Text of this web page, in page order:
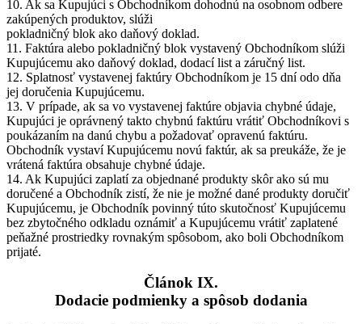
10. Ak sa Kupujúci s Obchodníkom dohodnú na osobnom odbere
zakúpených produktov, slúži
pokladničný blok ako daňový doklad.
11. Faktúra alebo pokladničný blok vystavený Obchodníkom slúži
Kupujúcemu ako daňový doklad, dodací list a záručný list.
12. Splatnosť vystavenej faktúry Obchodníkom je 15 dní odo dňa
jej doručenia Kupujúcemu.
13. V prípade, ak sa vo vystavenej faktúre objavia chybné údaje,
Kupujúci je oprávnený takto chybnú faktúru vrátiť Obchodníkovi s
poukázaním na danú chybu a požadovať opravenú faktúru.
Obchodník vystaví Kupujúcemu novú faktúr, ak sa preukáže, že je
vrátená faktúra obsahuje chybné údaje.
14. Ak Kupujúci zaplatí za objednané produkty skôr ako sú mu
doručené a Obchodník zistí, že nie je možné dané produkty doručiť
Kupujúcemu, je Obchodník povinný túto skutočnosť Kupujúcemu
bez zbytočného odkladu oznámiť a Kupujúcemu vrátiť zaplatené
peňažné prostriedky rovnakým spôsobom, ako boli Obchodníkom
prijaté.
Článok IX.
Dodacie podmienky a spôsob dodania